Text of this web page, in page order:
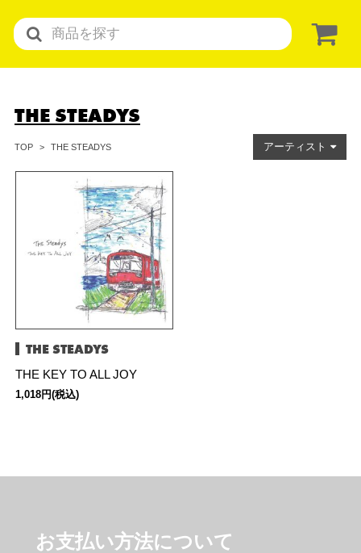
THE STEADYS
TOP THE STEADYS アーティスト
THE STEADYS
THE KEY TO ALL JOY
1,018円(税込)
お支払い方法について